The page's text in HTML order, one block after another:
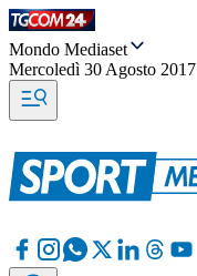
Mondo Mediaset
Mercoledì 30 Agosto 2017